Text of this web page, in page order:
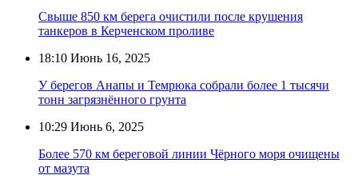
Свыше 850 км берега очистили после крушения
танкеров в Керченском проливе
18:10 Июнь 16, 2025
У берегов Анапы и Темрюка собрали более 1 тысячи
тонн загрязнённого грунта
10:29 Июнь 6, 2025
Более 570 км береговой линии Чёрного моря очищены
от мазута